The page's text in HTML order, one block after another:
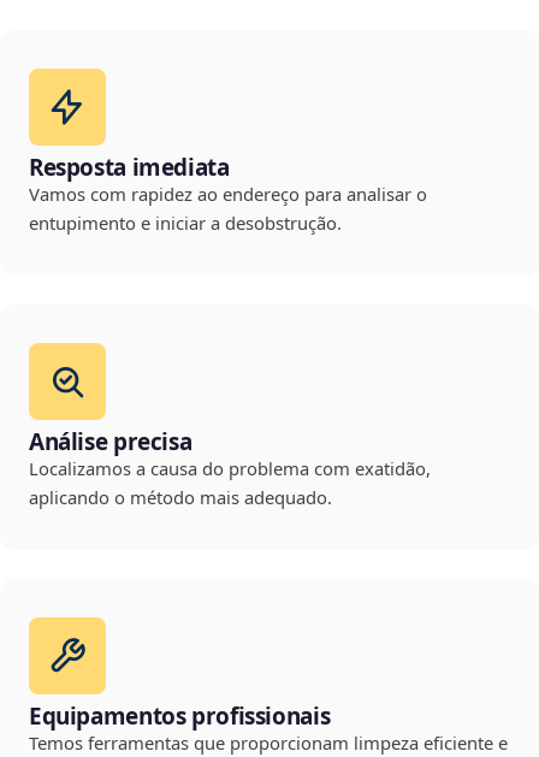
Resposta imediata
Vamos com rapidez ao endereço para analisar o
entupimento e iniciar a desobstrução.
Análise precisa
Localizamos a causa do problema com exatidão,
aplicando o método mais adequado.
Equipamentos profissionais
Temos ferramentas que proporcionam limpeza eficiente e